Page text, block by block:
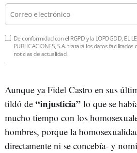
De conformidad con el RGPD y la LOPDGDD, EL
PUBLICACIONES, S.A. tratará los datos
noticias de actualidad.
Aunque ya Fidel Castro en sus
tildó de “injusticia” lo que se
mucho tiempo con los
hombres, porque la
directamente ni se concebía- y